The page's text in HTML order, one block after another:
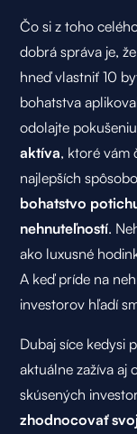
Čo si z toho
dobrá správa je,
hneď vlastniť 10
bohatstva
odolajte
aktíva, ktoré vám
najlepších
bohatstvo
nehnuteľností.
ako luxusné
A keď príde na
investorov hľadí
Dubaj síce kedysi
aktuálne zažíva aj
skúsených
zhodnocovať